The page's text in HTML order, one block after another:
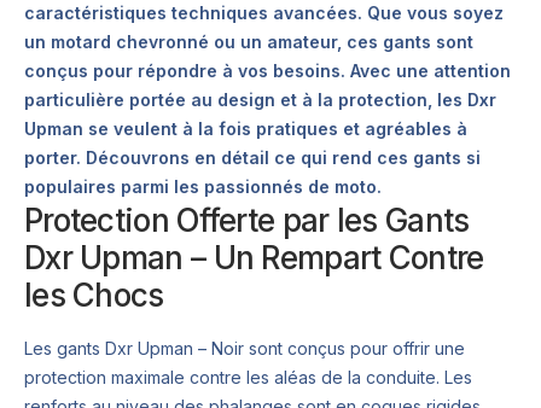
caractéristiques techniques avancées. Que vous soyez
un motard chevronné ou un amateur, ces gants sont
conçus pour répondre à vos besoins. Avec une attention
particulière portée au design et à la protection, les Dxr
Upman se veulent à la fois pratiques et agréables à
porter. Découvrons en détail ce qui rend ces gants si
populaires parmi les passionnés de moto.
Protection Offerte par les Gants
Dxr Upman – Un Rempart Contre
les Chocs
Les gants Dxr Upman – Noir sont conçus pour offrir une
protection maximale contre les aléas de la conduite. Les